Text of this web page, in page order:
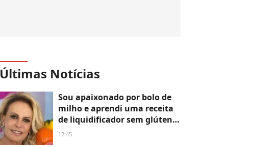
Últimas Notícias
Sou apaixonado por bolo de
milho e aprendi uma receita
de liquidificador sem glúten e
cremosa com Ana Maria
12:45